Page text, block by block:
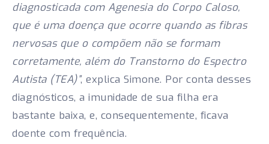
diagnosticada com Agenesia do Corpo Caloso,
que é uma doença que ocorre quando as fibras
nervosas que o compõem não se formam
corretamente, além do Transtorno do Espectro
Autista (TEA)”, explica Simone. Por conta desses
diagnósticos, a imunidade de sua filha era
bastante baixa, e, consequentemente, ficava
doente com frequência.